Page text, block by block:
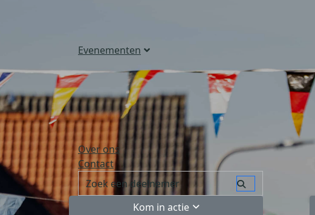
Evenementen
Over ons
Contact
Kom in actie